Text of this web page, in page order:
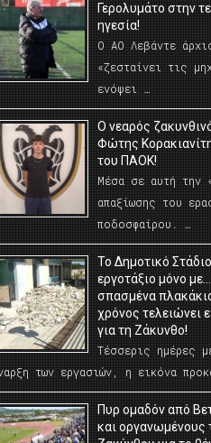
Γερολυμάτο στην
ηγεσία!
Ο ΑΟ Λεβάντε
«ζεσταίνει τις
ενόψει …
O νεαρός
Φώτης
του ΠΑΟΚ!
Μέσα σε αυτή την
απαξίωσης του
ποδοσφαίρου. …
Το Δημοτικό
εργοτάξιο μόνο
σπασμένα
χρόνος τελειώνει
για τη Ζάκυνθο!
Τέσσερις ημέρες
των εργασιών, η εικόνα
Πυρ ομαδόν από
και οργανωμένους